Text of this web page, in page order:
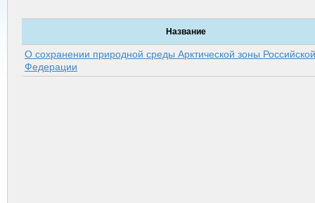
Название
О сохранении природной среды Арктической зоны Российской
Федерации